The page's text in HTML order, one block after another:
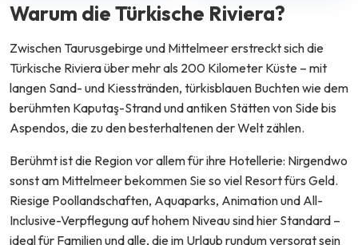
Warum die Türkische Riviera?
Zwischen Taurusgebirge und Mittelmeer erstreckt sich die
Türkische Riviera über mehr als 200 Kilometer Küste – mit
langen Sand- und Kiesstränden, türkisblauen Buchten wie dem
berühmten Kaputaş-Strand und antiken Stätten von Side bis
Aspendos, die zu den besterhaltenen der Welt zählen.
Berühmt ist die Region vor allem für ihre Hotellerie: Nirgendwo
sonst am Mittelmeer bekommen Sie so viel Resort fürs Geld.
Riesige Poollandschaften, Aquaparks, Animation und All-
Inclusive-Verpflegung auf hohem Niveau sind hier Standard –
ideal für Familien und alle, die im Urlaub rundum versorgt sein